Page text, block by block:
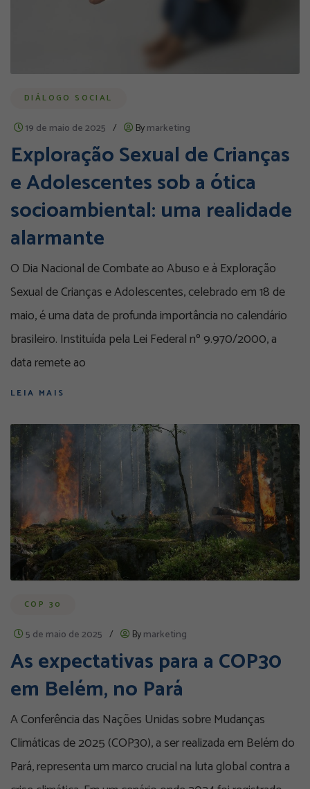
DIÁLOGO SOCIAL
19 de maio de 2025 / Bymarketing
Exploração Sexual de Crianças
e Adolescentes sob a ótica
socioambiental: uma realidade
alarmante
O Dia Nacional de Combate ao Abuso e à Exploração
Sexual de Crianças e Adolescentes, celebrado em 18 de
maio, é uma data de profunda importância no calendário
brasileiro. Instituída pela Lei Federal nº 9.970/2000, a
data remete ao
LEIA MAIS
COP 30
5 de maio de 2025 / Bymarketing
As expectativas para a COP30
em Belém, no Pará
A Conferência das Nações Unidas sobre Mudanças
Climáticas de 2025 (COP30), a ser realizada em Belém do
Pará, representa um marco crucial na luta global contra a